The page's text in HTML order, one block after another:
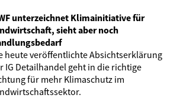
unterzeichnet Klimainitiative für
sieht aber noch
heute veröffentlichte Absichtserklärung
IG Detailhandel geht in die richtige
für mehr Klimaschutz im